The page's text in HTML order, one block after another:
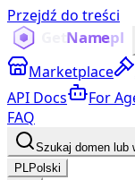
Przejdź do treści
Marketplace
API Docs
For
FAQ
Szukaj domen lub
PLPolski